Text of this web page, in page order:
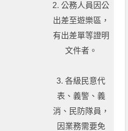
2. 公務人員因公
出差至遊樂區，
有出差單等證明
文件者。
3. 各級民意代
表、義警、義
消、民防隊員，
因業務需要免